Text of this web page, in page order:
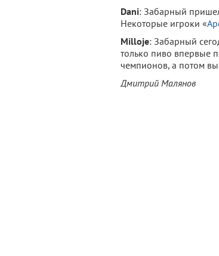
Dani: Забарный
Некоторые игроки «
Milloje: Забарный
только пиво впервые
чемпионов, а потом
Дмитрий Малянов